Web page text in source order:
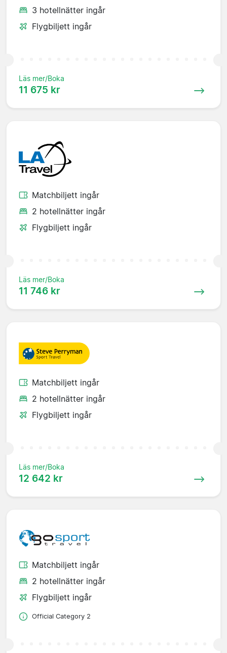
3 hotellnätter ingår
Flygbiljett ingår
Läs mer/Boka
11 675 kr
Matchbiljett ingår
2 hotellnätter ingår
Flygbiljett ingår
Läs mer/Boka
11 746 kr
Matchbiljett ingår
2 hotellnätter ingår
Flygbiljett ingår
Läs mer/Boka
12 642 kr
Matchbiljett ingår
2 hotellnätter ingår
Flygbiljett ingår
Official Category 2